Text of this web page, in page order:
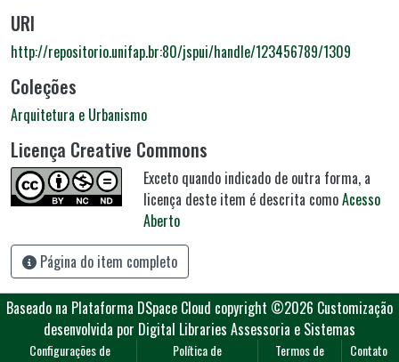
URI
http://repositorio.unifap.br:80/jspui/handle/123456789/1309
Coleções
Arquitetura e Urbanismo
Licença Creative Commons
Exceto quando indicado de outra forma, a
licença deste item é descrita comoAcesso
Aberto
Página do item completo
Baseado na Plataforma DSpace Cloud copyright ©2026 Customização
desenvolvida por Digital Libraries Assessoria e Sistemas
Configurações de
Política de
Termos de
Contato